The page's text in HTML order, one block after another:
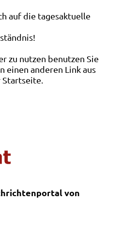
auf die tagesaktuelle
zu nutzen benutzen Sie
einen anderen Link aus
von